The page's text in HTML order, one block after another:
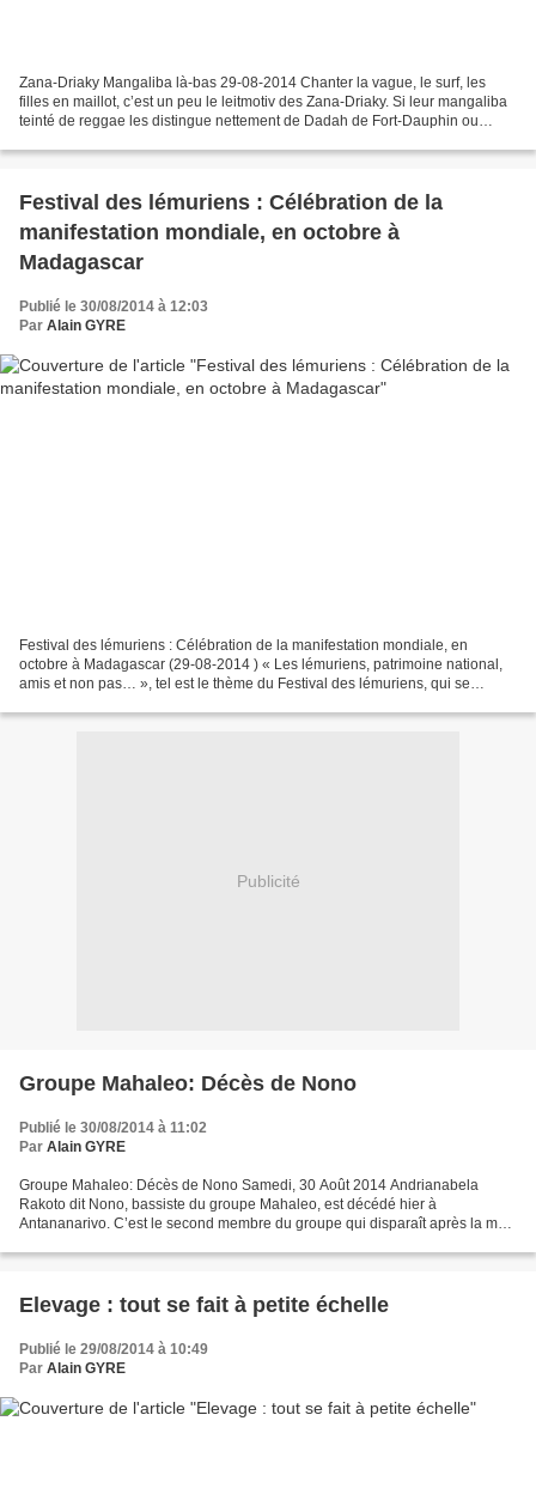
Zana-Driaky Mangaliba là-bas 29-08-2014 Chanter la vague, le surf, les
filles en maillot, c’est un peu le leitmotiv des Zana-Driaky. Si leur mangaliba
teinté de reggae les distingue nettement de Dadah de Fort-Dauphin ou
Festival des lémuriens : Célébration de la
manifestation mondiale, en octobre à
Madagascar
Publié le 30/08/2014 à 12:03
Par Alain GYRE
Festival des lémuriens : Célébration de la manifestation mondiale, en
octobre à Madagascar (29-08-2014 ) « Les lémuriens, patrimoine national,
amis et non pas… », tel est le thème du Festival des lémuriens, qui se
Publicité
Groupe Mahaleo: Décès de Nono
Publié le 30/08/2014 à 11:02
Par Alain GYRE
Groupe Mahaleo: Décès de Nono Samedi, 30 Août 2014 Andrianabela
Rakoto dit Nono, bassiste du groupe Mahaleo, est décédé hier à
Antananarivo. C’est le second membre du groupe qui disparaît après la mort
Elevage : tout se fait à petite échelle
Publié le 29/08/2014 à 10:49
Par Alain GYRE